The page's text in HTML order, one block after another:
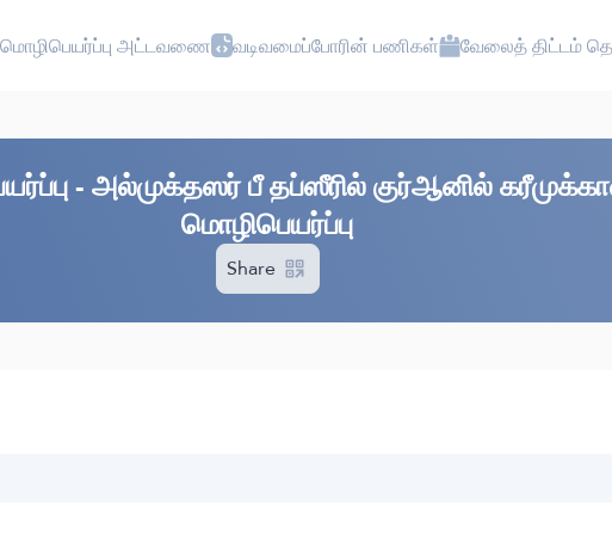
மொழிபெயர்ப்பு அட்டவணை வடிவமைப்போரின் பணிகள் வேலைத் திட்டம்
- அல்முக்தஸர் பீ தப்ஸீரில் குர்ஆனில்
மொழிபெயர்ப்பு
Share